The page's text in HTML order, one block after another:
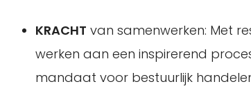
KRACHT van samenwerken: Met
werken aan een inspirerend
mandaat voor bestuurlijk